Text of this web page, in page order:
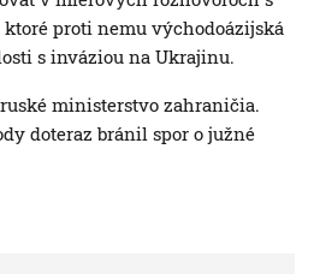
proti nemu východoázijská
s inváziou na Ukrajinu.
ministerstvo zahraničia.
doteraz bránil spor o južné